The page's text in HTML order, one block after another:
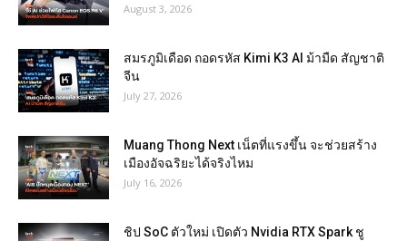
August 3, 2026
สมรภูมิเดือด ถอดรหัส Kimi K3 AI ม้ามืด สัญชาติ
จีน
July 27, 2026
Muang Thong Next เน็ตที่แรงขึ้น จะช่วยสร้าง
เมืองอัจฉริยะได้จริงไหม
July 16, 2026
ชิป SoC ตัวใหม่ เปิดตัว Nvidia RTX Spark ชู